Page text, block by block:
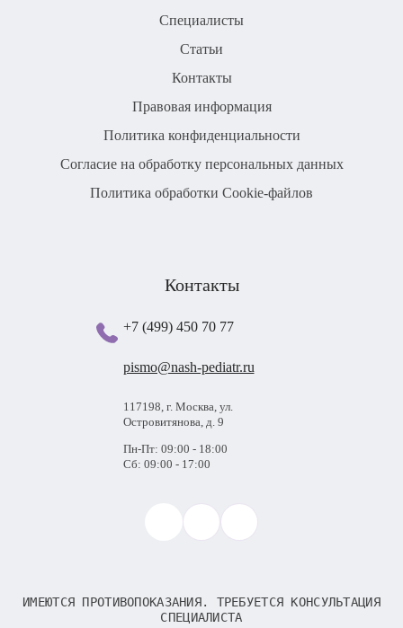
Специалисты
Статьи
Контакты
Правовая информация
Политика конфиденциальности
Согласие на обработку персональных данных
Политика обработки Cookie-файлов
Контакты
+7 (499) 450 70 77
pismo@nash-pediatr.ru
117198, г. Москва, ул.
Островитянова, д. 9
Пн-Пт: 09:00 - 18:00
Сб: 09:00 - 17:00
ИМЕЮТСЯ ПРОТИВОПОКАЗАНИЯ. ТРЕБУЕТСЯ КОНСУЛЬТАЦИЯ
СПЕЦИАЛИСТА